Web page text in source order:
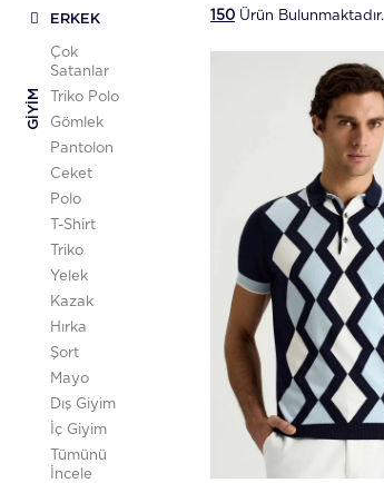
ERKEK
GIYIM
Çok
Satanlar
Triko Polo
Gömlek
Pantolon
Ceket
Polo
T-Shirt
Triko
Yelek
Kazak
Hırka
Şort
Mayo
Dış Giyim
İç Giyim
Tümünü
İncele
150 Ürün Bulunmaktadır.